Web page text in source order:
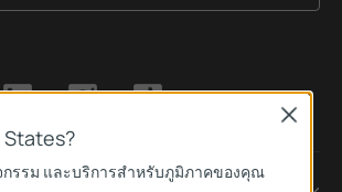
รรม และบริการสำหรับภูมิภาคของคุณ
Close